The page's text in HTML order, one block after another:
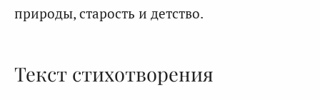
природы, старость и детство.
Текст стихотворения